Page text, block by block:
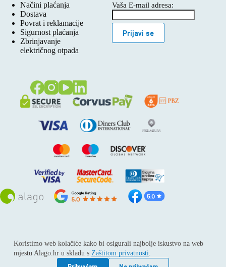
Koristimo web kolačiće kako bi osigurali najbolje iskustvo na web
mjestu Alago.hr u skladu s Zaštitom privatnosti.
Načini plaćanja
Dostava
Povrat i reklamacije
Sigurnost plaćanja
Zbrinjavanje
električnog otpada
Vaša E-mail adresa:
Prijavi se
Sva prava pridržana © 2026
Alago
ALAGO d.o.o. trgovina, usluge i zastupanje stranih tvrtki /
Adresa: Horvati 112, 10436 Rakov potok / Telefon: +385 1